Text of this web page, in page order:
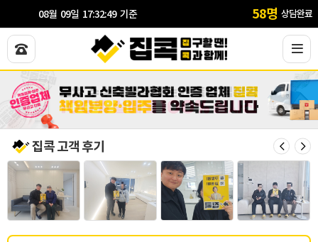
08월 09일 17:32:49 기준 58명 상담완료
집콕 고객 후기